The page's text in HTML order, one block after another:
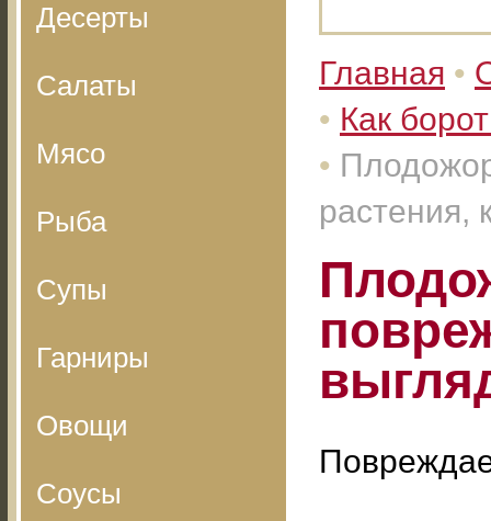
Десерты
Салаты
Мясо
Рыба
Супы
Гарниры
Овощи
Соусы
Главная •
• Как
•
растения,